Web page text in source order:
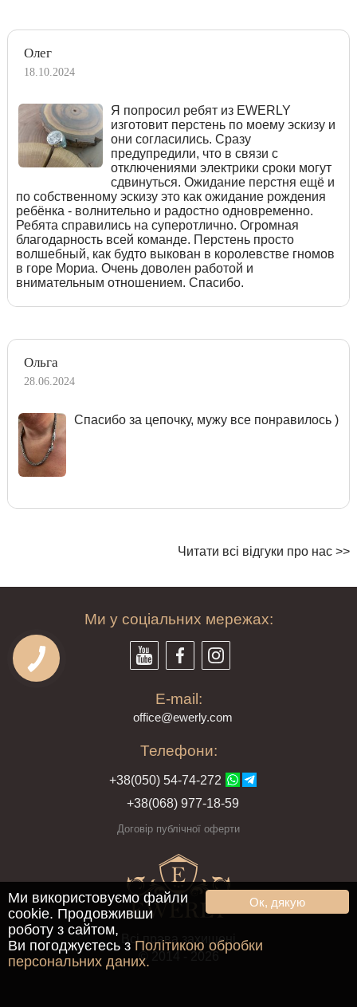
Олег
18.10.2024
Я попросил ребят из EWERLY
изготовит перстень по моему эскизу и
они согласились. Сразу
предупредили, что в связи с
отключениями электрики сроки могут
сдвинуться. Ожидание перстня ещё и
по собственному эскизу это как ожидание рождения
ребёнка - волнительно и радостно одновременно.
Ребята справились на суперотлично. Огромная
благодарность всей команде. Перстень просто
волшебный, как будто выкован в королевстве гномов
в горе Мориа. Очень доволен работой и
внимательным отношением. Спасибо.
Ольга
28.06.2024
Спасибо за цепочку, мужу все понравилось )
Читати всі відгуки про нас >>
Ми у соціальних мережах:
E-mail:
office@ewerly.com
Телефони:
+38(050) 54-74-272
+38(068) 977-18-59
Договір публічної оферти
Всі права захищені
© 2014 - 2026
Ок, дякую
Ми використовуємо файли
cookie. Продовживши
роботу з сайтом,
Ви погоджуєтесь з Політикою обробки
персональних даних.